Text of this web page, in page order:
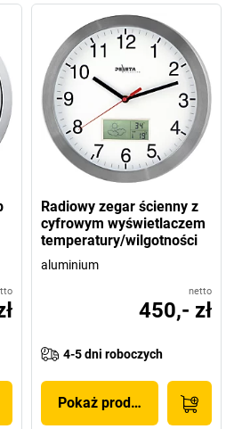
Radiowy zegar ścienny z
cyfrowym wyświetlaczem
temperatury/wilgotności
aluminium
netto
450,- zł
4-5 dni roboczych
Pokaż produkt